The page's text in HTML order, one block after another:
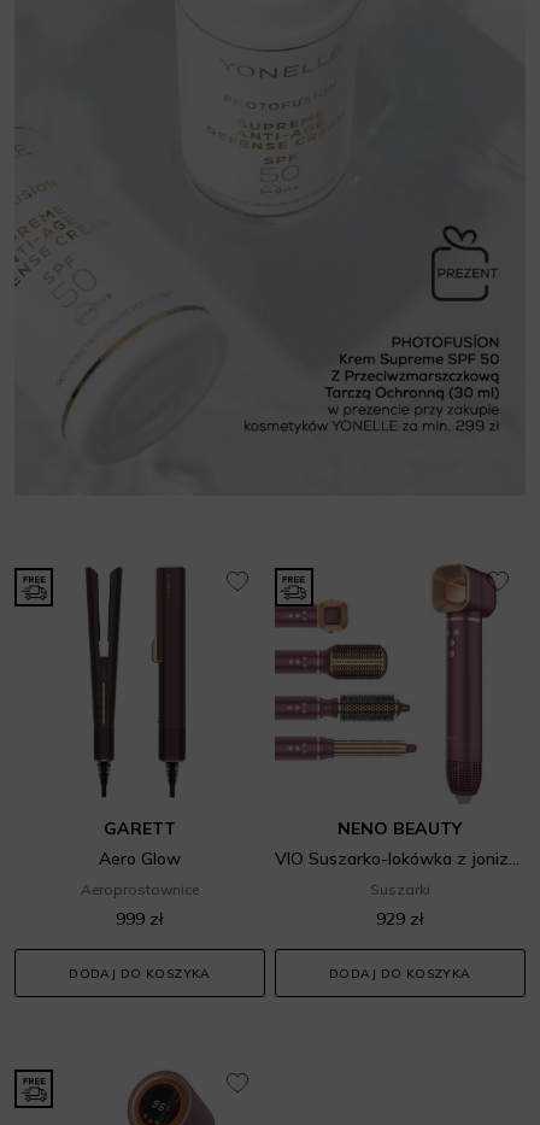
GARETT
Aero Glow
Aeroprostownice
999 zł
DODAJ DO KOSZYKA
NENO BEAUTY
VIO Suszarko-lokówka z jonizacją
Suszarki
929 zł
DODAJ DO KOSZYKA